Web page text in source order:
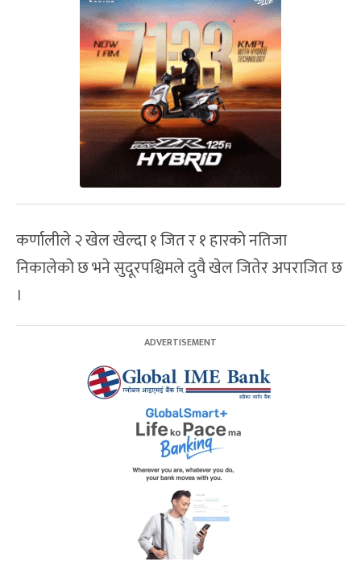
कर्णालीले २ खेल खेल्दा १ जित र १ हारको नतिजा
निकालेको छ भने सुदूरपश्चिमले दुवै खेल जितेर अपराजित छ
।